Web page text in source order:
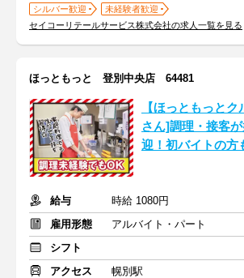
シルバー歓迎
未経験者歓迎
セイコーリテールサービス株式会社の求人一覧を見る
ほっともっと 登別中央店 64481
【ほっともっと
さん]調理・接客
迎！初バイトの方
給与
時給 1080円
雇用形態
アルバイト・パート
シフト
アクセス
幌別駅